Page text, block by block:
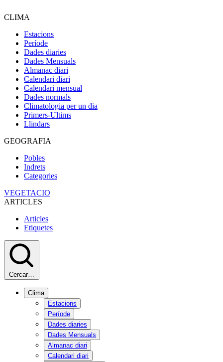
CLIMA
Estacions
Període
Dades diaries
Dades Mensuals
Almanac diari
Calendari diari
Calendari mensual
Dades normals
Climatologia per un dia
Primers-Ultims
Llindars
GEOGRAFIA
Pobles
Indrets
Categories
VEGETACIO
ARTICLES
Articles
Etiquetes
Cercar…
Clima
Estacions
Període
Dades diaries
Dades Mensuals
Almanac diari
Calendari diari